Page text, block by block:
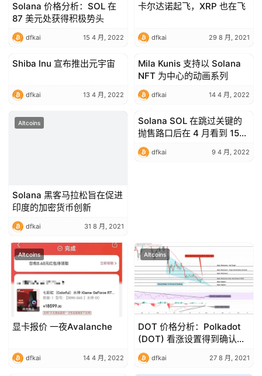
Altcoins
Solana 价格分析：SOL 在
87 美元处获得积极势头
dfkai 15 4 月, 2022
Altcoins
卡尔达诺起飞，XRP 也在飞
dfkai 29 8 月, 2021
Altcoins
Shiba Inu 宣布推出元宇宙
dfkai 13 4 月, 2022
Altcoins
Mila Kunis 支持以 Solana
NFT 为中心的动画系列
dfkai 14 4 月, 2022
Altcoins
Solana 黑客马拉松旨在促进
印度的加密货币创新
dfkai 31 8 月, 2021
Altcoins
Solana SOL 在跳过关键的
抛售路口后在 4 月看到 150
美元
dfkai 9 4 月, 2022
Altcoins
显卡报价 一夜Avalanche
dfkai 14 4 月, 2022
Altcoins
DOT 价格分析：Polkadot
(DOT) 看涨设置得到确认，
下一个目标价格为 17 美元
dfkai 27 8 月, 2021